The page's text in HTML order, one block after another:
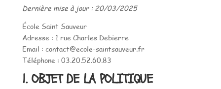
Dernière mise à jour : 20/03/2025
École Saint Sauveur
Adresse : 1 rue Charles Debierre
Email : contact@ecole-saintsauveur.fr
Téléphone : 03.20.52.60.83
1. OBJET DE LA POLITIQUE